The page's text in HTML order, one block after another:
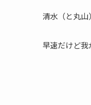
清水（と丸山
早速だけど我